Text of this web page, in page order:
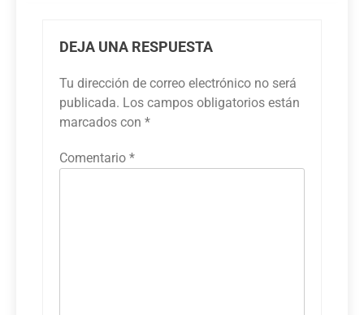
DEJA UNA RESPUESTA
Tu dirección de correo electrónico no será
publicada. Los campos obligatorios están
marcados con *
Comentario *